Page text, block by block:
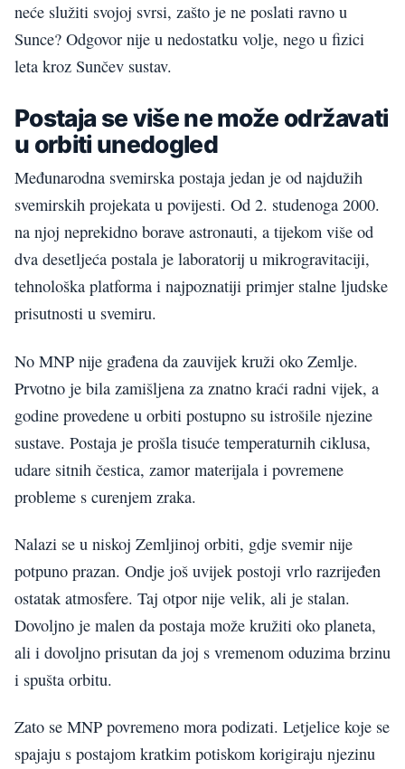
neće služiti svojoj svrsi, zašto je ne poslati ravno u
Sunce? Odgovor nije u nedostatku volje, nego u fizici
leta kroz Sunčev sustav.
Postaja se više ne može održavati
u orbiti unedogled
Međunarodna svemirska postaja jedan je od najdužih
svemirskih projekata u povijesti. Od 2. studenoga 2000.
na njoj neprekidno borave astronauti, a tijekom više od
dva desetljeća postala je laboratorij u mikrogravitaciji,
tehnološka platforma i najpoznatiji primjer stalne ljudske
prisutnosti u svemiru.
No MNP nije građena da zauvijek kruži oko Zemlje.
Prvotno je bila zamišljena za znatno kraći radni vijek, a
godine provedene u orbiti postupno su istrošile njezine
sustave. Postaja je prošla tisuće temperaturnih ciklusa,
udare sitnih čestica, zamor materijala i povremene
probleme s curenjem zraka.
Nalazi se u niskoj Zemljinoj orbiti, gdje svemir nije
potpuno prazan. Ondje još uvijek postoji vrlo razrijeđen
ostatak atmosfere. Taj otpor nije velik, ali je stalan.
Dovoljno je malen da postaja može kružiti oko planeta,
ali i dovoljno prisutan da joj s vremenom oduzima brzinu
i spušta orbitu.
Zato se MNP povremeno mora podizati. Letjelice koje se
spajaju s postajom kratkim potiskom korigiraju njezinu